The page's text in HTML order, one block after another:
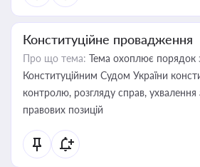
Конституційне провадження
Про що тема: Тема охоплює порядок
Конституційним Судом України
контролю, розгляду справ, ухвалення
правових позицій